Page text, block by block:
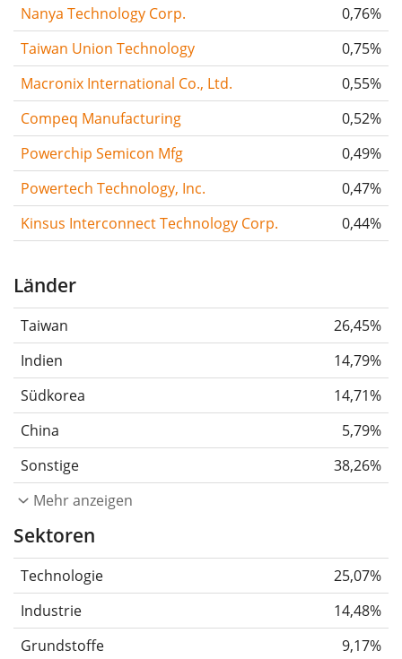
Nanya Technology Corp.
0,76%
Taiwan Union Technology
0,75%
Macronix International Co., Ltd.
0,55%
Compeq Manufacturing
0,52%
Powerchip Semicon Mfg
0,49%
Powertech Technology, Inc.
0,47%
Kinsus Interconnect Technology Corp.
0,44%
Länder
Taiwan
26,45%
Indien
14,79%
Südkorea
14,71%
China
5,79%
Sonstige
38,26%
Mehr anzeigen
Sektoren
Technologie
25,07%
Industrie
14,48%
Grundstoffe
9,17%